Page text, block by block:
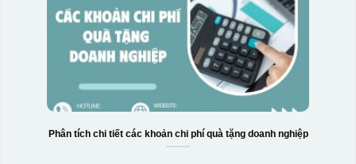
Phân tích chi tiết các khoản chi phí quà tặng doanh nghiệp